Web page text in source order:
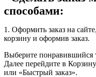
способами:
1. Оформить заказ на
корзину и оформив заказ.
Выберите понравившийся
Далее перейдите в
или «Быстрый заказ».